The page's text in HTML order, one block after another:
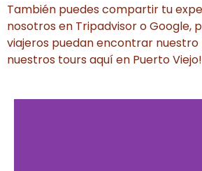
También puedes compartir tu
nosotros en Tripadvisor o Google,
viajeros puedan encontrar
nuestros tours aquí en Puerto Viejo!